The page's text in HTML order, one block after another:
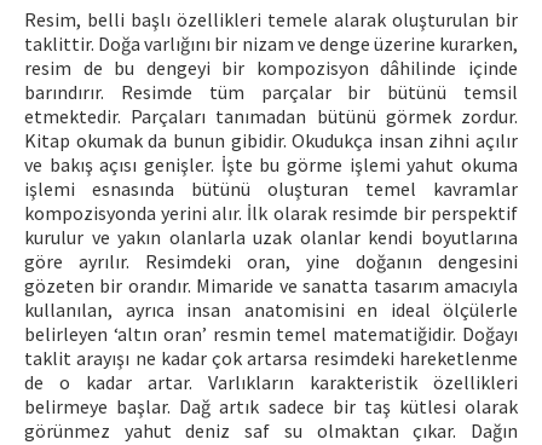
Resim, belli başlı özellikleri temele alarak oluşturulan bir
taklittir. Doğa varlığını bir nizam ve denge üzerine kurarken,
resim de bu dengeyi bir kompozisyon dâhilinde içinde
barındırır. Resimde tüm parçalar bir bütünü temsil
etmektedir. Parçaları tanımadan bütünü görmek zordur.
Kitap okumak da bunun gibidir. Okudukça insan zihni açılır
ve bakış açısı genişler. İşte bu görme işlemi yahut okuma
işlemi esnasında bütünü oluşturan temel kavramlar
kompozisyonda yerini alır. İlk olarak resimde bir perspektif
kurulur ve yakın olanlarla uzak olanlar kendi boyutlarına
göre ayrılır. Resimdeki oran, yine doğanın dengesini
gözeten bir orandır. Mimaride ve sanatta tasarım amacıyla
kullanılan, ayrıca insan anatomisini en ideal ölçülerle
belirleyen ‘altın oran’ resmin temel matematiğidir. Doğayı
taklit arayışı ne kadar çok artarsa resimdeki hareketlenme
de o kadar artar. Varlıkların karakteristik özellikleri
belirmeye başlar. Dağ artık sadece bir taş kütlesi olarak
görünmez yahut deniz saf su olmaktan çıkar. Dağın